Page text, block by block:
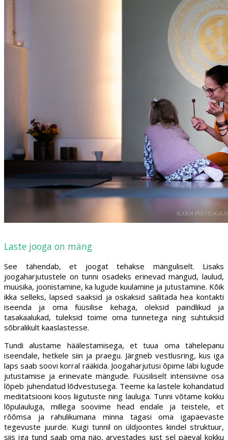
Laste jooga on mäng
See tähendab, et joogat tehakse mänguliselt. Lisaks
joogaharjutustele on tunni osadeks erinevad mängud, laulud,
muusika, joonistamine, ka lugude kuulamine ja jutustamine. Kõik
ikka selleks, lapsed saaksid ja oskaksid säilitada hea kontakti
iseenda ja oma füüsilise kehaga, oleksid paindlikud ja
tasakaalukad, tuleksid toime oma tunnetega ning suhtuksid
sõbralikult kaaslastesse.
Tundi alustame häälestamisega, et tuua oma tähelepanu
iseendale, hetkele siin ja praegu. Järgneb vestlusring, kus iga
laps saab soovi korral rääkida. Joogaharjutusi õpime läbi lugude
jutustamise ja erinevate mängude. Füüsiliselt intensiivne osa
lõpeb juhendatud lõdvestusega. Teeme ka lastele kohandatud
meditatsiooni koos liigutuste ning lauluga. Tunni võtame kokku
lõpulauluga, millega soovime head endale ja teistele, et
rõõmsa ja rahulikumana minna tagasi oma igapäevaste
tegevuste juurde. Kuigi tunnil on üldjoontes kindel struktuur,
siis iga tund saab oma näo, arvestades just sel päeval kokku